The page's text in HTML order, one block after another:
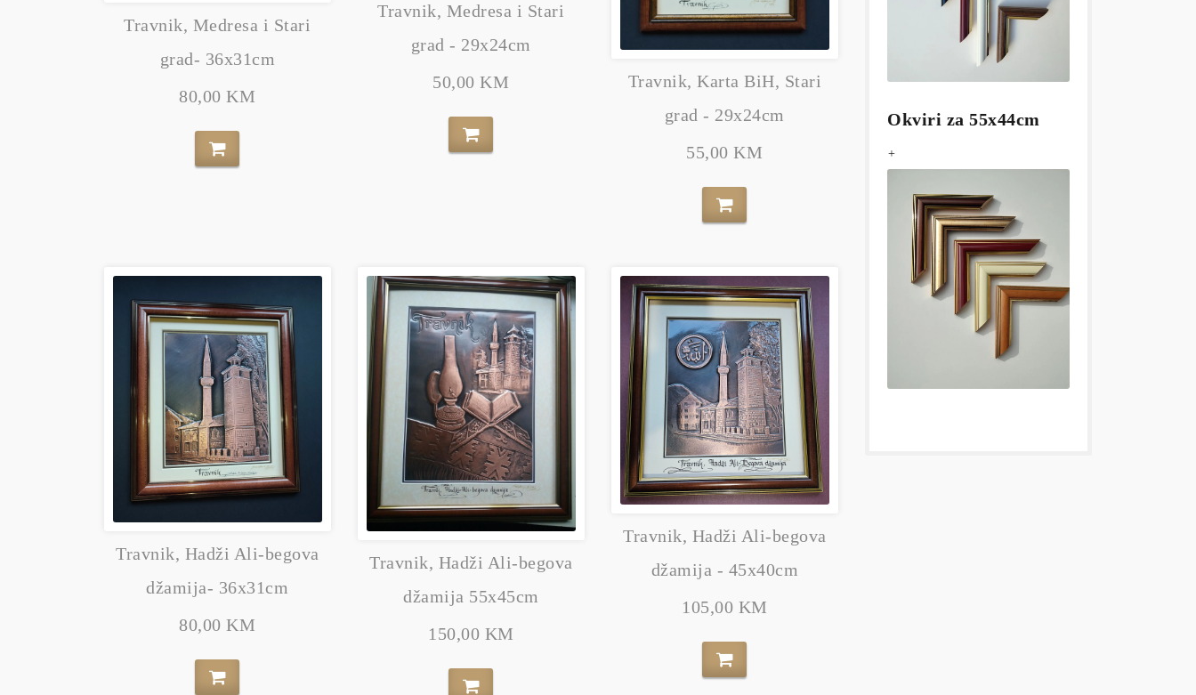
Travnik, Medresa i Stari
grad- 36x31cm
80,00 KM
Travnik, Medresa i Stari
grad - 29x24cm
50,00 KM
Travnik, Karta BiH, Stari
grad - 29x24cm
55,00 KM
Travnik, Hadži Ali-begova
džamija- 36x31cm
80,00 KM
Travnik, Hadži Ali-begova
džamija 55x45cm
150,00 KM
Travnik, Hadži Ali-begova
džamija - 45x40cm
105,00 KM
Okviri za 55x44cm
+